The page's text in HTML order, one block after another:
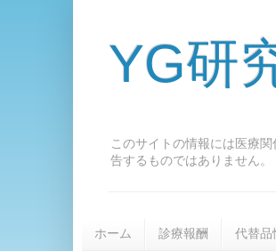
YG研
このサイトの情報には医療
告するものではありません
ホーム 診療報酬 代替品